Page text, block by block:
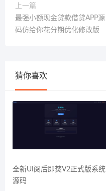
上一篇
最强小额现金贷款借贷APP源
码仿给你花分期优化修改版
猜你喜欢
全新UI阅后即焚V2正式版系统
源码